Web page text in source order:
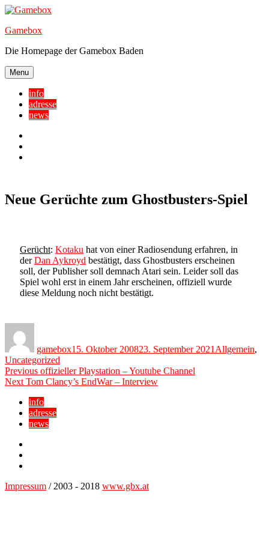
Skip
content
Gamebox
Die Homepage der Gamebox Baden
Menu
info
adresse
news
Neue Gerüchte zum Ghostbusters-Spiel
Gerücht: Kotaku hat von einer Radiosendung erfahren, in
derDan Aykroyd bestätigt, dass Ghostbusters erscheinen
soll, der Publisher soll demnach Atari sein. Leider soll das
Spiel wohl erst in einem Jahr erscheinen, offiziell wurde
diese Meldung noch nicht bestätigt.
gamebox15. Oktober 200823. September 2021 Allgemein,
Uncategorized
Beitragsnavigation
Previous Previous
post:
offizieller Playstation – Youtube Channel
Next Next
Tom Clancy’s EndWar – Interview
info
adresse
news
Impressum / 2003 - 2018 www.gbx.at